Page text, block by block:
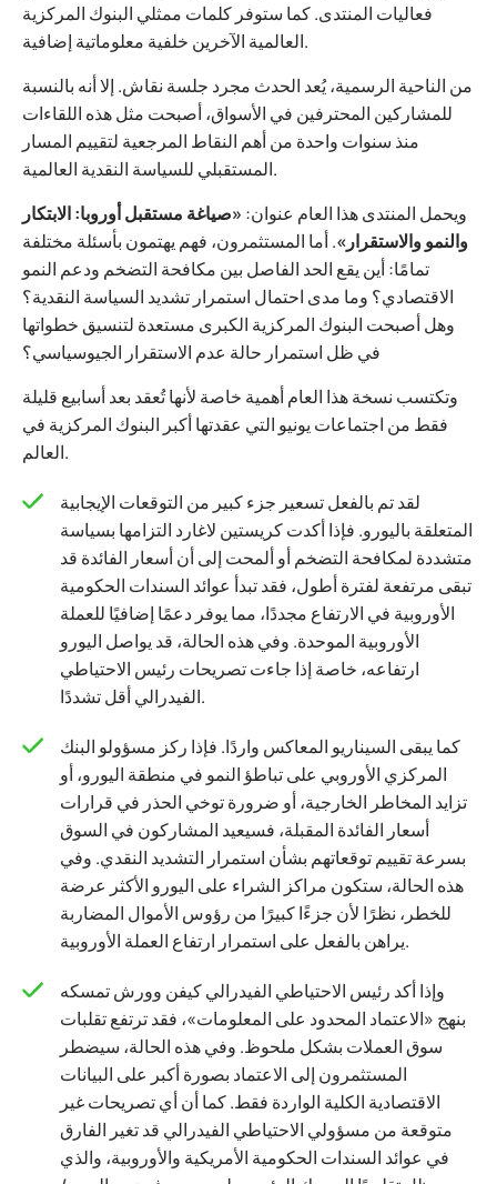
فعاليات المنتدى. كما ستوفر كلمات ممثلي البنوك المركزية
العالمية الآخرين خلفية معلوماتية إضافية.
من الناحية الرسمية، يُعد الحدث مجرد جلسة نقاش. إلا أنه بالنسبة
للمشاركين المحترفين في الأسواق، أصبحت مثل هذه اللقاءات
منذ سنوات واحدة من أهم النقاط المرجعية لتقييم المسار
المستقبلي للسياسة النقدية العالمية.
ويحمل المنتدى هذا العام عنوان: «صياغة مستقبل أوروبا: الابتكار
والنمو والاستقرار». أما المستثمرون، فهم يهتمون بأسئلة مختلفة
تمامًا: أين يقع الحد الفاصل بين مكافحة التضخم ودعم النمو
الاقتصادي؟ وما مدى احتمال استمرار تشديد السياسة النقدية؟
وهل أصبحت البنوك المركزية الكبرى مستعدة لتنسيق خطواتها
في ظل استمرار حالة عدم الاستقرار الجيوسياسي؟
وتكتسب نسخة هذا العام أهمية خاصة لأنها تُعقد بعد أسابيع قليلة
فقط من اجتماعات يونيو التي عقدتها أكبر البنوك المركزية في
العالم.
لقد تم بالفعل تسعير جزء كبير من التوقعات الإيجابية
المتعلقة باليورو. فإذا أكدت كريستين لاغارد التزامها بسياسة
متشددة لمكافحة التضخم أو ألمحت إلى أن أسعار الفائدة قد
تبقى مرتفعة لفترة أطول، فقد تبدأ عوائد السندات الحكومية
الأوروبية في الارتفاع مجددًا، مما يوفر دعمًا إضافيًا للعملة
الأوروبية الموحدة. وفي هذه الحالة، قد يواصل اليورو
ارتفاعه، خاصة إذا جاءت تصريحات رئيس الاحتياطي
الفيدرالي أقل تشددًا.
كما يبقى السيناريو المعاكس واردًا. فإذا ركز مسؤولو البنك
المركزي الأوروبي على تباطؤ النمو في منطقة اليورو، أو
تزايد المخاطر الخارجية، أو ضرورة توخي الحذر في قرارات
أسعار الفائدة المقبلة، فسيعيد المشاركون في السوق
بسرعة تقييم توقعاتهم بشأن استمرار التشديد النقدي. وفي
هذه الحالة، ستكون مراكز الشراء على اليورو الأكثر عرضة
للخطر، نظرًا لأن جزءًا كبيرًا من رؤوس الأموال المضاربة
يراهن بالفعل على استمرار ارتفاع العملة الأوروبية.
وإذا أكد رئيس الاحتياطي الفيدرالي كيفن وورش تمسكه
بنهج «الاعتماد المحدود على المعلومات»، فقد ترتفع تقلبات
سوق العملات بشكل ملحوظ. وفي هذه الحالة، سيضطر
المستثمرون إلى الاعتماد بصورة أكبر على البيانات
الاقتصادية الكلية الواردة فقط. كما أن أي تصريحات غير
متوقعة من مسؤولي الاحتياطي الفيدرالي قد تغير الفارق
في عوائد السندات الحكومية الأمريكية والأوروبية، والذي